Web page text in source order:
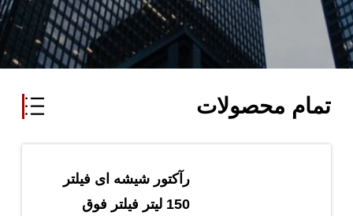
تمام محصولات
رآکتور شیشه ای فیلتر
150 لیتر فیلتر فوق